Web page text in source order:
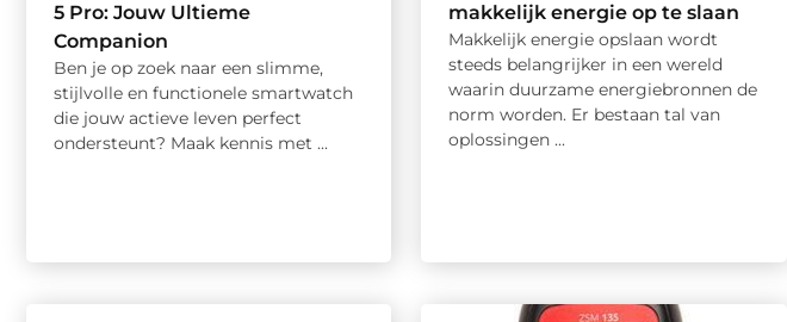
5 Pro: Jouw Ultieme
Companion
Ben je op zoek naar een slimme,
stijlvolle en functionele smartwatch
die jouw actieve leven perfect
ondersteunt? Maak kennis met ...
makkelijk energie op te slaan
Makkelijk energie opslaan wordt
steeds belangrijker in een wereld
waarin duurzame energiebronnen de
norm worden. Er bestaan tal van
oplossingen ...